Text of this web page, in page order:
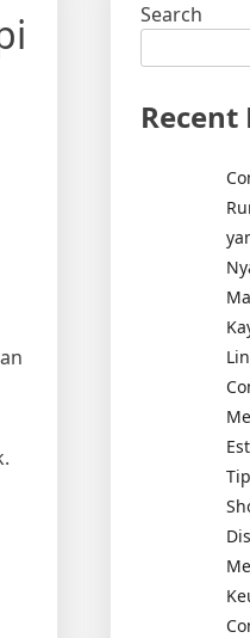
Search
Recent